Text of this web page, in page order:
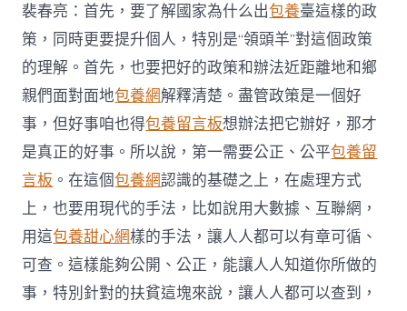
裴春亮：首先，要了解國家為什么出包養臺這樣的政
策，同時更要提升個人，特別是“領頭羊”對這個政策
的理解。首先，也要把好的政策和辦法近距離地和鄉
親們面對面地包養網解釋清楚。盡管政策是一個好
事，但好事咱也得包養留言板想辦法把它辦好，那才
是真正的好事。所以說，第一需要公正、公平包養留
言板 。在這個包養網認識的基礎之上，在處理方式
上，也要用現代的手法，比如說用大數據、互聯網，
用這包養甜心網樣的手法，讓人人都可以有章可循、
可查。這樣能夠公開、公正，能讓人人知道你所做的
事，特別針對的扶貧這塊來說，讓人人都可以查到，